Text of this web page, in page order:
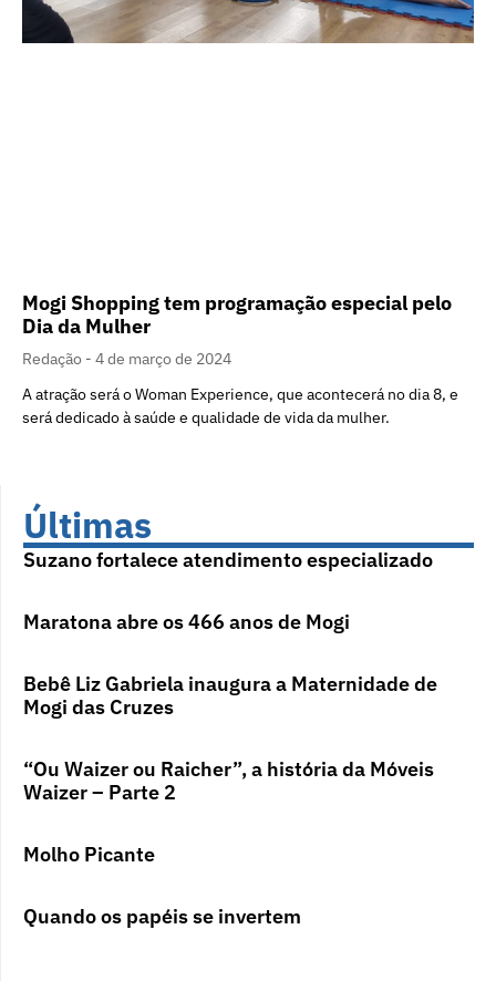
Mogi Shopping tem programação especial pelo
Dia da Mulher
Redação
4 de março de 2024
A atração será o Woman Experience, que acontecerá no dia 8, e
será dedicado à saúde e qualidade de vida da mulher.
Últimas
Suzano fortalece atendimento especializado
Maratona abre os 466 anos de Mogi
Bebê Liz Gabriela inaugura a Maternidade de
Mogi das Cruzes
“Ou Waizer ou Raicher”, a história da Móveis
Waizer – Parte 2
Molho Picante
Quando os papéis se invertem